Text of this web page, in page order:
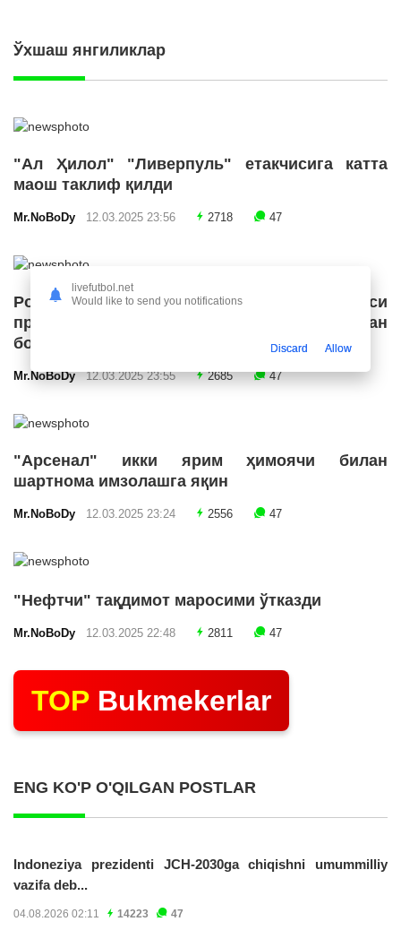
Ўхшаш янгиликлар
"Ал Ҳилол" "Ливерпуль" етакчисига катта
маош таклиф қилди
Mr.NoBoDy 12.03.2025 23:56 2718 47
Роналду Бразилия футбол конфедерацияси
президенти лавозимига номзодини қўйишдан
бош тортди
Mr.NoBoDy 12.03.2025 23:55 2685 47
"Арсенал" икки ярим ҳимоячи билан
шартнома имзолашга яқин
Mr.NoBoDy 12.03.2025 23:24 2556 47
"Нефтчи" тақдимот маросими ўтказди
Mr.NoBoDy 12.03.2025 22:48 2811 47
TOP Bukmekerlar
ENG KO'P O'QILGAN POSTLAR
Indoneziya prezidenti JCH-2030ga chiqishni umummilliy
vazifa deb...
04.08.2026 02:11 14223 47
livefutbol.net
Would like to send you notifications
Discard Allow